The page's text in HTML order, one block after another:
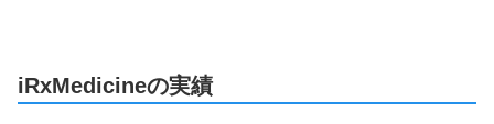
iRxMedicineの実績